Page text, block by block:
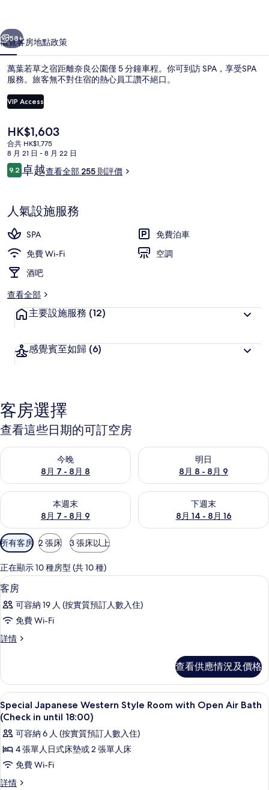
片
集
個 下一個
58+
概覽客房地點政策
萬葉若草之宿距離奈良公園僅 5 分鐘車程。你可到訪 SPA，享受SPA
服務。旅客無不對住宿的熱心員工讚不絕口。
VIP Access
現
價
HK$1,603
HK$1,603
合共 HK$1,775
8 月 21 日 - 8 月 22 日
評
價
9.29.2 分，滿分 10 分，
卓越查看全部 255 則評價
人氣設施服務
SPA
免費泊車
免費 Wi-Fi
空調
酒吧
查看全部
主要設施服務 (12)
感覺賓至如歸 (6)
客房選擇
查看這些日期的可訂空房
今晚
8月 7 - 8月 8
查看今晚 8月 7 - 8月 8的可訂空房
明日
8月 8 - 8月 9
查看明日 8月 8 - 8月 9的可訂
本週末
8月 7 - 8月 9
查看本週末 8月 7 - 8月 9的可訂空房
下週末
8月 14 - 8月 16
查看下週末 8月 14 - 8月 16的
可
用
嘅
客
房
篩
選
條
件
所有客房 2 張床 3 張床以上
正在顯示 10 種房型 (共 10 種)
載
入
所
客
的
相
片
1
客房
可容納 19 人 (按實質預訂人數入住)
免費 Wi-Fi
詳情
客
查看供應情況及價格
載
入
所
有
Special
Special Japanese Western Style
6
Special Japanese Western Style Room with Open Air Bath
(Check in until 18:00)
可容納 6 人 (按實質預訂人數入住)
4 張單人日式床墊或 2 張單人床
免費 Wi-Fi
詳情
Special